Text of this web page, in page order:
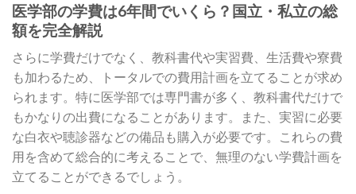
医学部の学費は6年間でいくら？国立・私立の総
額を完全解説
さらに学費だけでなく、教科書代や実習費、生活費や寮費
も加わるため、トータルでの費用計画を立てることが求め
られます。特に医学部では専門書が多く、教科書代だけで
もかなりの出費になることがあります。また、実習に必要
な白衣や聴診器などの備品も購入が必要です。これらの費
用を含めて総合的に考えることで、無理のない学費計画を
立てることができるでしょう。